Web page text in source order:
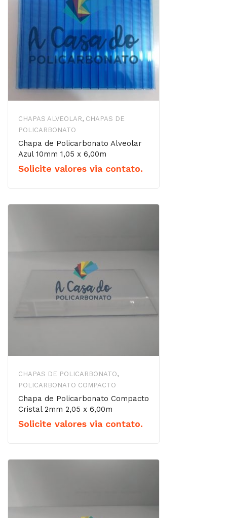
CHAPAS ALVEOLAR, CHAPAS DE
POLICARBONATO
Chapa de Policarbonato Alveolar
Azul 10mm 1,05 x 6,00m
Solicite valores via contato.
CHAPAS DE POLICARBONATO,
POLICARBONATO COMPACTO
Chapa de Policarbonato Compacto
Cristal 2mm 2,05 x 6,00m
Solicite valores via contato.